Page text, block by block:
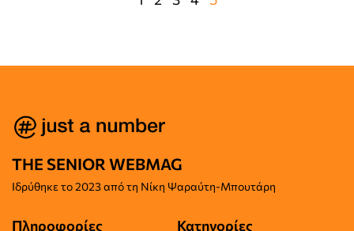
THE SENIOR WEBMAG
Iδρύθηκε το2023 από τη Νίκη Ψαραύτη-Μπουτάρη
Πληροφορίες Κατηγορίες